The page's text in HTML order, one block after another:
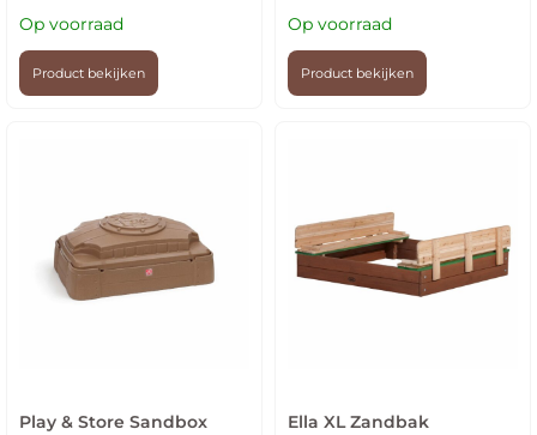
Op voorraad
Product bekijken
Op voorraad
Product bekijken
Play & Store Sandbox
Ella XL Zandbak